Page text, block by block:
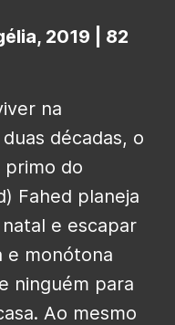
2019 | 82
na
décadas, o
primo do
Fahed planeja
e escapar
e monótona
ninguém para
Ao mesmo